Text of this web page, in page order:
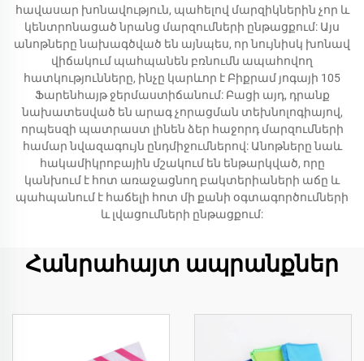
հավասար խոնավություն, պահելով մարզիկներին չոր և
կենտրոնացած նրանց մարզումների ընթացքում: Այս
անոթները նախագծված են այնպես, որ նույնիսկ խոնավ
վիճակում պահպանեն բռնումն ապահովող
հատկությունները, ինչը կարևոր է Բիքրամ յոգայի 105
Ֆարենհայթ ջերմաստիճանում: Բացի այդ, դրանք
նախատեսված են արագ չորացման տեխնոլոգիայով,
որպեսզի պատրաստ լինեն ձեր հաջորդ մարզումների
համար նվազագույն ընդմիջումներով: Անոթները նաև
հակամիկրոբային մշակում են ենթարկված, որը
կանխում է հոտ առաջացնող բակտերիաների աճը և
պահպանում է հաճելի հոտ մի քանի օգտագործումների
և լվացումների ընթացքում:
Հանրահայտ ապրանքներ